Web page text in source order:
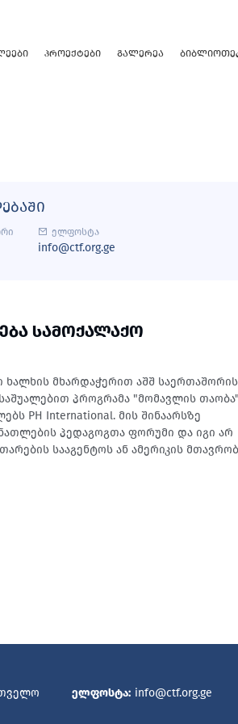
ᲞᲠᲝᲔᲥᲢᲔᲑᲘ ᲒᲐᲚᲔᲠᲔᲐ
ელფოსტა
info@ctf.org.ge
ᲡᲐᲛᲝᲥᲐᲚᲐᲥᲝ
ხალხის მხარდაჭერით აშშ
საშუალებით პროგრამა "მომავლის თაობა"
PH International. მის შინაარსზე
პედაგოგთა ფორუმი და იგი არ
სააგენტოს ან ამერიკის
ელფოსტა: info@ctf.org.ge